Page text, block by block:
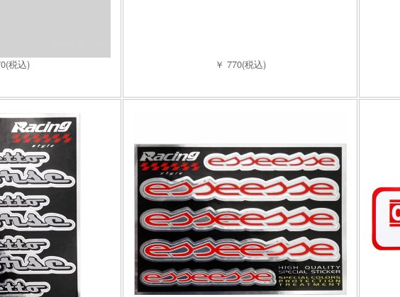
税込) ￥ 770(税込)